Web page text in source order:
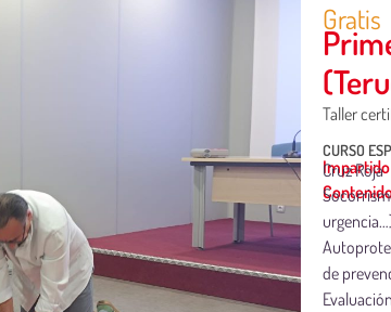
Gratis
Taller
CURSO
Cruz Roja
de